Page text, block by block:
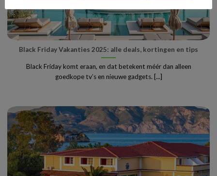
Black Friday Vakanties 2025: alle deals, kortingen en tips
Black Friday komt eraan, en dat betekent méér dan alleen
goedkope tv’s en nieuwe gadgets. [...]